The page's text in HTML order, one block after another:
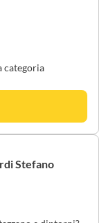
categoria
Stefano